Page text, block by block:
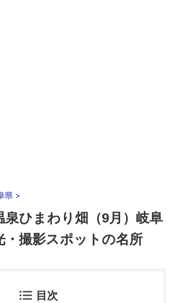
県 >
泉ひまわり畑（9月）岐阜
・撮影スポットの名所
目次